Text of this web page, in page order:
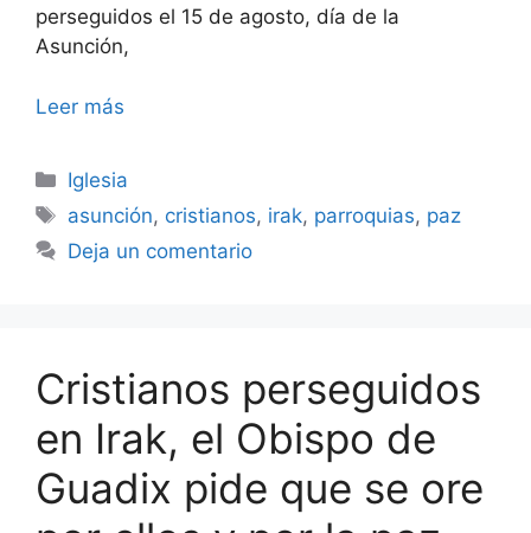
perseguidos el 15 de agosto, día de la
Asunción,
Leer más
Categorías
Iglesia
Etiquetas
asunción, cristianos, irak, parroquias, paz
Deja un comentario
Cristianos perseguidos
en Irak, el Obispo de
Guadix pide que se ore